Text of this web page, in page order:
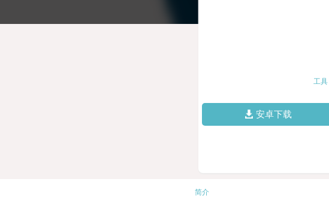
工具
安卓下载
简介